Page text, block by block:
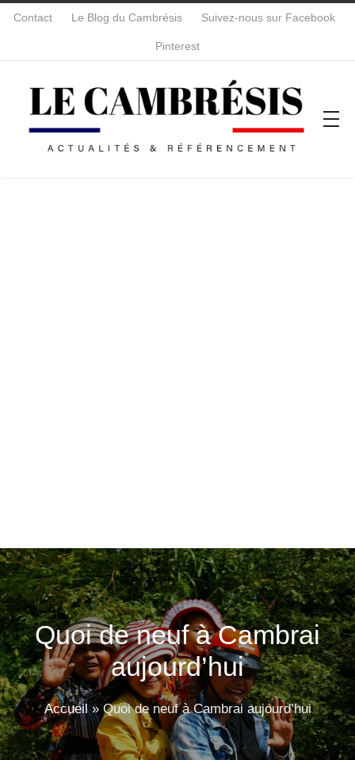
Contact Le Blog du Cambrésis Suivez-nous sur Facebook
Pinterest
Quoi de neuf à Cambrai
aujourd’hui
Accueil»Quoi de neuf à Cambrai aujourd’hui